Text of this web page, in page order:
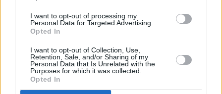
I want to opt-out of processing my
Personal Data for Targeted Advertising.
Opted In
I want to opt-out of Collection, Use,
Retention, Sale, and/or Sharing of my
Personal Data that Is Unrelated with the
Purposes for which it was collected.
Opted In